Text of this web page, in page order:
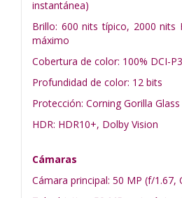
instantánea)
Brillo: 600 nits típico, 2000 nits
máximo
Cobertura de color: 100% DCI-P3
Profundidad de color: 12 bits
Protección: Corning Gorilla Glass
HDR: HDR10+, Dolby Vision
Cámaras
Cámara principal: 50 MP (f/1.67,